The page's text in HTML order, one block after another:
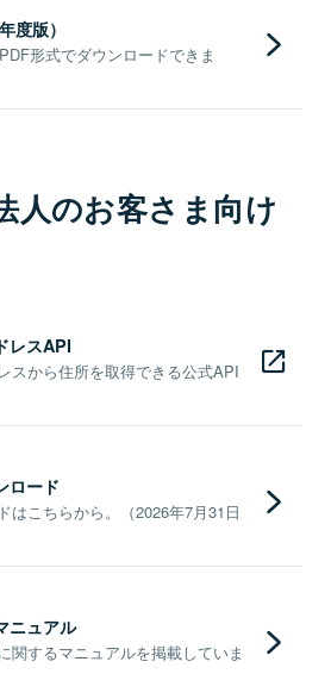
度版）
形式でダウンロードできま
人のお客さま向け
レスAPI
スから住所を取得できる公式API
ロード
はこちらから。（2026年7月31日
ニュアル
関するマニュアルを掲載していま